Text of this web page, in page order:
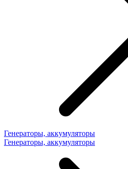
Генераторы, аккумуляторы
Генераторы, аккумуляторы